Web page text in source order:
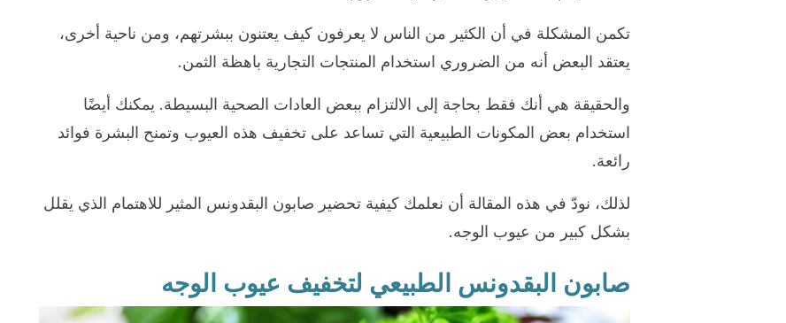
تكمن المشكلة في أن الكثير من الناس لا يعرفون كيف يعتنون ببشرتهم، ومن ناحية أخرى،
يعتقد البعض أنه من الضروري استخدام المنتجات التجارية باهظة الثمن.
والحقيقة هي أنك فقط بحاجة إلى الالتزام ببعض العادات الصحية البسيطة. يمكنك أيضًا
استخدام بعض المكونات الطبيعية التي تساعد على تخفيف هذه العيوب وتمنح البشرة فوائد
رائعة.
لذلك، نودّ في هذه المقالة أن نعلمك كيفية تحضير صابون البقدونس المثير للاهتمام الذي يقلل
بشكل كبير من عيوب الوجه.
صابون البقدونس الطبيعي لتخفيف عيوب الوجه